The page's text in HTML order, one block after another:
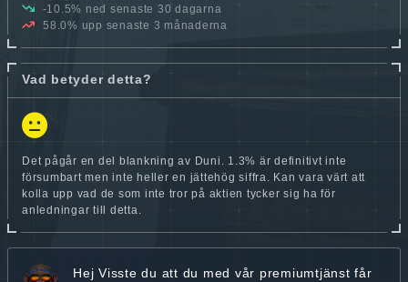
-10.5% ned senaste 30 dagarna
58.0% upp senaste 3 månaderna
Vad betyder detta?
Det pågår en del blankning av Duni. 1.3% är definitivt inte
försumbart men inte heller en jättehög siffra. Kan vara värt att
kolla upp vad de som inte tror på aktien tycker sig ha för
anledningar till detta.
Hej Visste du att du med vår premiumtjänst får